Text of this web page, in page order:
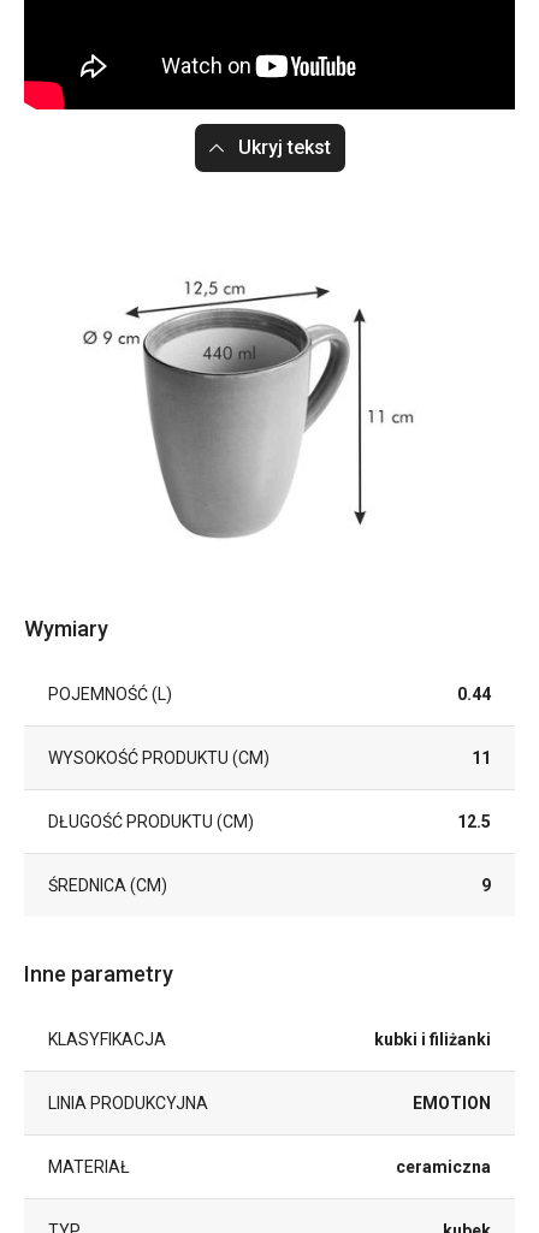
Ukryj tekst
Wymiary
POJEMNOŚĆ (L) 0.44
WYSOKOŚĆ PRODUKTU (CM) 11
DŁUGOŚĆ PRODUKTU (CM) 12.5
ŚREDNICA (CM) 9
Inne parametry
KLASYFIKACJA kubki i filiżanki
LINIA PRODUKCYJNA EMOTION
MATERIAŁ ceramiczna